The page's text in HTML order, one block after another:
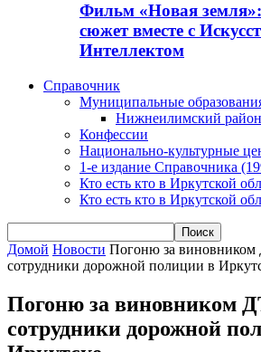
Фильм «Новая
сюжет вместе с
Интеллектом
Справочник
Муниципальные
Нижнеилимский район
Конфессии
Национально-культурные
1-е издание Справочника
Кто есть кто в Иркутской
Кто есть кто в Иркутской
Домой Новости Погоню за
сотрудники дорожной полиции в
Погоню за виновником
сотрудники дорожной